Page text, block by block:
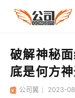
破解神秘
底是何方神
公司翼 2023-